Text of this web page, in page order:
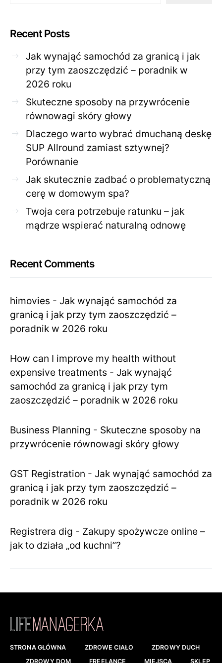
Recent Posts
Jak wynająć samochód za granicą i jak
przy tym zaoszczędzić – poradnik w
2026 roku
Skuteczne sposoby na przywrócenie
równowagi skóry głowy
Dlaczego warto wybrać dmuchaną deskę
SUP Allround zamiast sztywnej?
Porównanie
Jak skutecznie zadbać o problematyczną
cerę w domowym spa?
Twoja cera potrzebuje ratunku – jak
mądrze wspierać naturalną odnowę
Recent Comments
himovies - Jak wynająć samochód za
granicą i jak przy tym zaoszczędzić –
poradnik w 2026 roku
How can I improve my health without
expensive treatments - Jak wynająć
samochód za granicą i jak przy tym
zaoszczędzić – poradnik w 2026 roku
Business Planning - Skuteczne sposoby na
przywrócenie równowagi skóry głowy
GST Registration - Jak wynająć samochód za
granicą i jak przy tym zaoszczędzić –
poradnik w 2026 roku
Registrera dig - Zakupy spożywcze online –
jak to działa „od kuchni”?
STRONA GŁÓWNA ZDROWE CIAŁO
ZDROWY DUCH
ZDROWY DOM
FREELANCE MIEJSCA SKLEP